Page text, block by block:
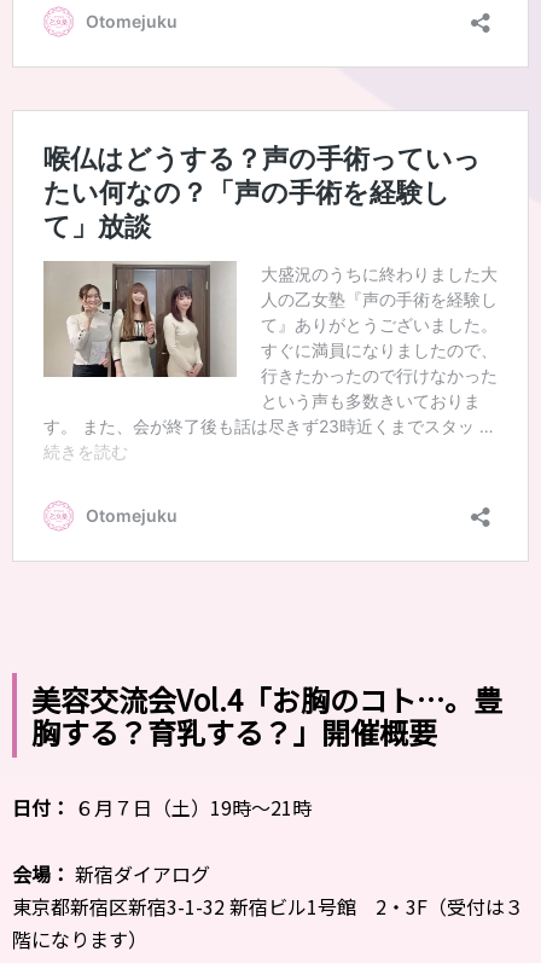
美容交流会Vol.4「お胸のコト…。豊
胸する？育乳する？」開催概要
日付： ６月７日（土）19時～21時
会場： 新宿ダイアログ
東京都新宿区新宿3-1-32 新宿ビル1号館 2・3F（受付は３
階になります）